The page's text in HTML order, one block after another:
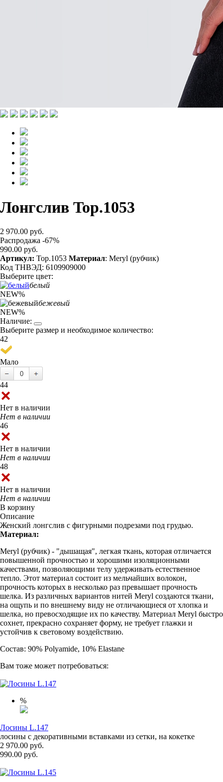
Лонгслив Top.1053
2 970.00 руб.
Распродажа -67%
990.00 руб.
Артикул: Top.1053 Материал: Meryl (рубчик)
Код ТНВЭД: 6109909000
Выберите цвет:
белый
NEW%
бежевый
NEW%
Наличие:
Выберите размер и необходимое количество:
42
Мало
44
Нет в наличии
Нет в наличии
46
Нет в наличии
Нет в наличии
48
Нет в наличии
Нет в наличии
В корзину
Описание
Женский лонгслив с фигурными подрезами под грудью.
Материал:
Meryl (рубчик) - "дышащая", легкая ткань, которая отличается
повышенной прочностью и хорошими изоляционными
качествами, позволяющими телу удерживать естественное
тепло. Этот материал состоит из мельчайших волокон,
прочность которых в несколько раз превышает прочность
шелка. Из различных вариантов нитей Meryl создаются ткани,
на ощупь и по внешнему виду не отличающиеся от хлопка и
шелка, но превосходящие их по качеству. Материал Meryl быстро
сохнет, прекрасно сохраняет форму, не требует глажки и
устойчив к световому воздействию.
Состав: 90% Polyamide, 10% Elastane
Вам тоже может потребоваться:
%
Лосины L.147
лосины с декоративными вставками из сетки, на кокетке
2 970.00 руб.
990.00 руб.